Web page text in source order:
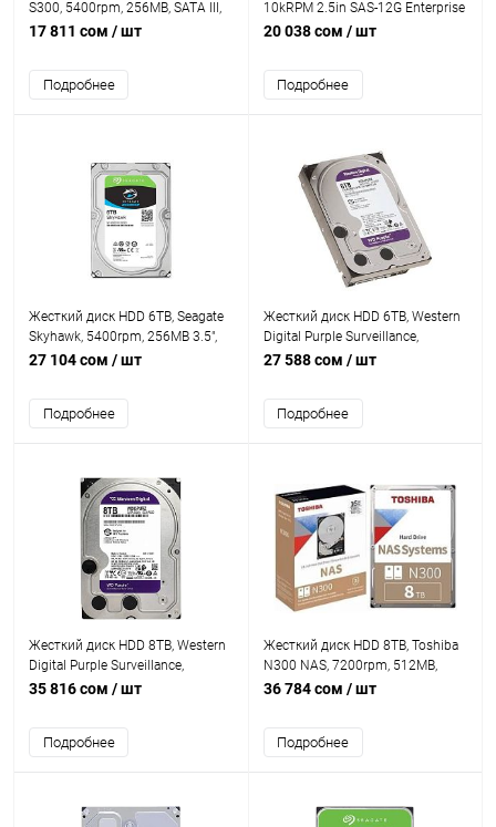
S300, 5400rpm, 256MB, SATA III,
S300 Surveillance
17 811 сом / шт
Подробнее
10kRPM 2.5in SAS-12G Enterprise
G4-G7 HDD [507284-001]
20 038 сом / шт
Подробнее
Жесткий диск HDD 6TB, Seagate
Skyhawk, 5400rpm, 256MB 3.5",
SATA3 6Gbit/s [ST6000VX009]
27 104 сом / шт
Подробнее
Жесткий диск HDD 6TB, Western
Digital Purple Surveillance,
5400rpm, 256MB Cache, SATAIII
27 588 сом / шт
Подробнее
Жесткий диск HDD 8TB, Western
Digital Purple Surveillance,
5640rpm, 256MB Cache, SATAIII
35 816 сом / шт
Подробнее
Жесткий диск HDD 8TB, Toshiba
N300 NAS, 7200rpm, 512MB,
SATA III [HDWG780EZSTAU]
36 784 сом / шт
Подробнее